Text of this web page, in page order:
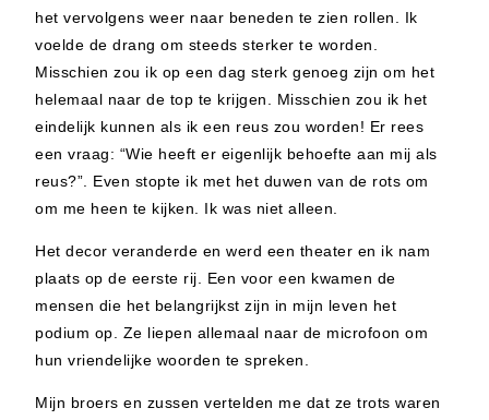
het vervolgens weer naar beneden te zien rollen. Ik
voelde de drang om steeds sterker te worden.
Misschien zou ik op een dag sterk genoeg zijn om het
helemaal naar de top te krijgen. Misschien zou ik het
eindelijk kunnen als ik een reus zou worden! Er rees
een vraag: “Wie heeft er eigenlijk behoefte aan mij als
reus?”. Even stopte ik met het duwen van de rots om
om me heen te kijken. Ik was niet alleen.
Het decor veranderde en werd een theater en ik nam
plaats op de eerste rij. Een voor een kwamen de
mensen die het belangrijkst zijn in mijn leven het
podium op. Ze liepen allemaal naar de microfoon om
hun vriendelijke woorden te spreken.
Mijn broers en zussen vertelden me dat ze trots waren